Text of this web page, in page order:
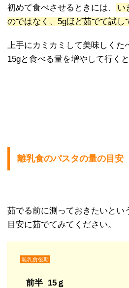
初めて食べさせるときには、
い
のではなく、5gほど茹でて試し
上手にカミカミして美味しくた
15gと食べる量を増やして行く
離乳食のパスタの量の目安
茹でる前に測っておきたいとい
目安に茹でてみてください。
離乳食後期
前半 15ｇ